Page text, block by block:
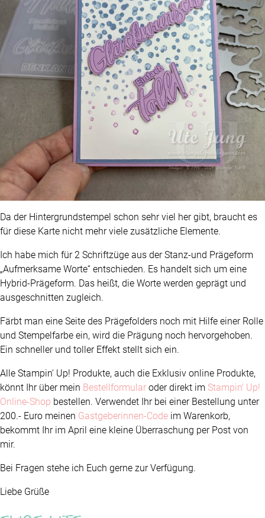
Da der Hintergrundstempel schon sehr viel her gibt, braucht es
für diese Karte nicht mehr viele zusätzliche Elemente.
Ich habe mich für 2 Schriftzüge aus der Stanz-und Prägeform
„Aufmerksame Worte“ entschieden. Es handelt sich um eine
Hybrid-Prägeform. Das heißt, die Worte werden geprägt und
ausgeschnitten zugleich.
Färbt man eine Seite des Prägefolders noch mit Hilfe einer Rolle
und Stempelfarbe ein, wird die Prägung noch hervorgehoben.
Ein schneller und toller Effekt stellt sich ein.
Alle Stampin‘ Up! Produkte, auch die Exklusiv online Produkte,
könnt Ihr über mein Bestellformular oder direkt im Stampin‘ Up!
Online-Shop bestellen. Verwendet Ihr bei einer Bestellung unter
200.- Euro meinen Gastgeberinnen-Code im Warenkorb,
bekommt Ihr im April eine kleine Überraschung per Post von
mir.
Bei Fragen stehe ich Euch gerne zur Verfügung.
Liebe Grüße